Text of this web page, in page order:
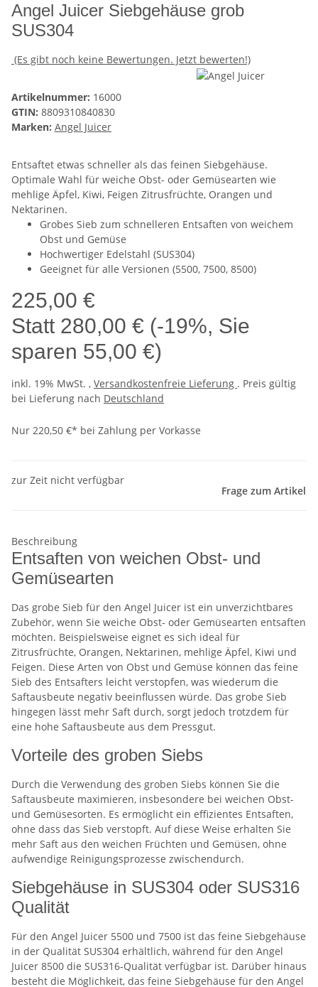
Angel Juicer Siebgehäuse grob
SUS304
(Es gibt noch keine Bewertungen. Jetzt bewerten!)
Artikelnummer: 16000
GTIN: 8809310840830
Marken: Angel Juicer
Entsaftet etwas schneller als das feinen Siebgehäuse.
Optimale Wahl für weiche Obst- oder Gemüsearten wie
mehlige Äpfel, Kiwi, Feigen Zitrusfrüchte, Orangen und
Nektarinen.
Grobes Sieb zum schnelleren Entsaften von weichem
Obst und Gemüse
Hochwertiger Edelstahl (SUS304)
Geeignet für alle Versionen (5500, 7500, 8500)
225,00 €
Statt 280,00 € (-19%, Sie
sparen 55,00 €)
inkl. 19% MwSt. , Versandkostenfreie Lieferung . Preis gültig
bei Lieferung nach Deutschland
Nur 220,50 €* bei Zahlung per Vorkasse
zur Zeit nicht verfügbar
Frage zum Artikel
Beschreibung
Entsaften von weichen Obst- und
Gemüsearten
Das grobe Sieb für den Angel Juicer ist ein unverzichtbares
Zubehör, wenn Sie weiche Obst- oder Gemüsearten entsaften
möchten. Beispielsweise eignet es sich ideal für
Zitrusfrüchte, Orangen, Nektarinen, mehlige Äpfel, Kiwi und
Feigen. Diese Arten von Obst und Gemüse können das feine
Sieb des Entsafters leicht verstopfen, was wiederum die
Saftausbeute negativ beeinflussen würde. Das grobe Sieb
hingegen lässt mehr Saft durch, sorgt jedoch trotzdem für
eine hohe Saftausbeute aus dem Pressgut.
Vorteile des groben Siebs
Durch die Verwendung des groben Siebs können Sie die
Saftausbeute maximieren, insbesondere bei weichen Obst-
und Gemüsesorten. Es ermöglicht ein effizientes Entsaften,
ohne dass das Sieb verstopft. Auf diese Weise erhalten Sie
mehr Saft aus den weichen Früchten und Gemüsen, ohne
aufwendige Reinigungsprozesse zwischendurch.
Siebgehäuse in SUS304 oder SUS316
Qualität
Für den Angel Juicer 5500 und 7500 ist das feine Siebgehäuse
in der Qualität SUS304 erhältlich, während für den Angel
Juicer 8500 die SUS316-Qualität verfügbar ist. Darüber hinaus
besteht die Möglichkeit, das feine Siebgehäuse für den Angel